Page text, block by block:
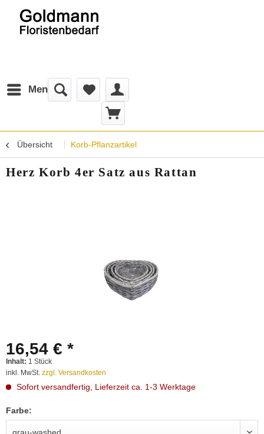
Menü
Übersicht Korb-Pflanzartikel
Herz Korb 4er Satz aus Rattan
16,54 € *
Inhalt: 1 Stück
inkl. MwSt. zzgl. Versandkosten
Sofort versandfertig, Lieferzeit ca. 1-3 Werktage
Farbe: